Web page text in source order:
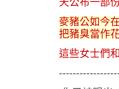
麥豬公如今
把豬臭當作
這些女士們